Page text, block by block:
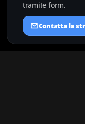
tramite form.
Contatta la